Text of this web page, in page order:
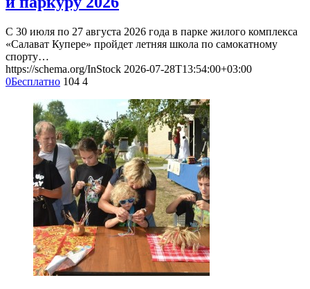
С 30 июля по 27 августа 2026 года в парке жилого комплекса
«Салават Купере» пройдет летняя школа по самокатному
спорту…
https://schema.org/InStock 2026-07-28T13:54:00+03:00
0Бесплатно 104 4